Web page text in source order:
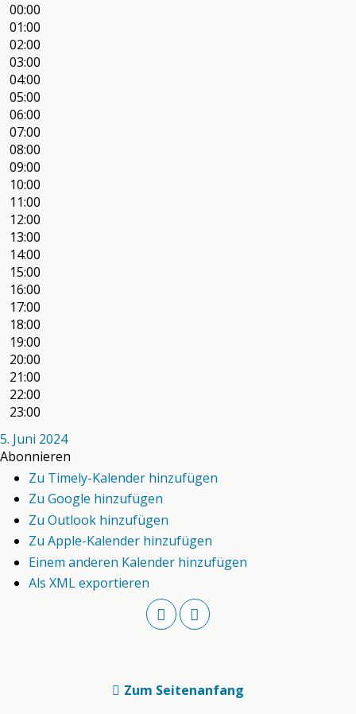
00:00
01:00
02:00
03:00
04:00
05:00
06:00
07:00
08:00
09:00
10:00
11:00
12:00
13:00
14:00
15:00
16:00
17:00
18:00
19:00
20:00
21:00
22:00
23:00
5. Juni 2024
Abonnieren
Zu Timely-Kalender hinzufügen
Zu Google hinzufügen
Zu Outlook hinzufügen
Zu Apple-Kalender hinzufügen
Einem anderen Kalender hinzufügen
Als XML exportieren
Zum Seitenanfang